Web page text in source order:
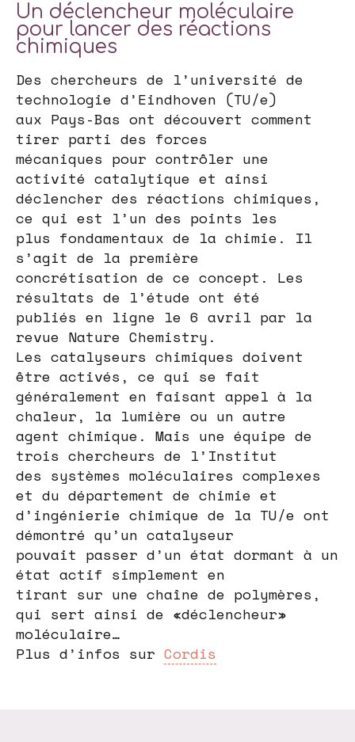
Un déclencheur moléculaire
pour lancer des réactions
chimiques
Des chercheurs de l’université de
technologie d’Eindhoven (TU/e)
aux Pays-Bas ont découvert comment
tirer parti des forces
mécaniques pour contrôler une
activité catalytique et ainsi
déclencher des réactions chimiques,
ce qui est l’un des points les
plus fondamentaux de la chimie. Il
s’agit de la première
concrétisation de ce concept. Les
résultats de l’étude ont été
publiés en ligne le 6 avril par la
revue Nature Chemistry.
Les catalyseurs chimiques doivent
être activés, ce qui se fait
généralement en faisant appel à la
chaleur, la lumière ou un autre
agent chimique. Mais une équipe de
trois chercheurs de l’Institut
des systèmes moléculaires complexes
et du département de chimie et
d’ingénierie chimique de la TU/e ont
démontré qu’un catalyseur
pouvait passer d’un état dormant à un
état actif simplement en
tirant sur une chaîne de polymères,
qui sert ainsi de «déclencheur»
moléculaire…
Plus d’infos sur Cordis